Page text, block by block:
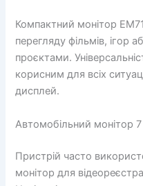
Компактний монітор
перегляду фільмів, ігор
проєктами.
корисним для всіх
дисплей.
Автомобільний монітор
Пристрій часто
монітор для